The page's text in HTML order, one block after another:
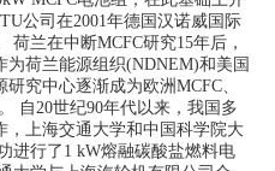
公司在2001年德国汉诺威国际
荷兰在中断MCFC研究15年后，
为荷兰能源组织(NDNEM)和美国
究中心逐渐成为欧洲MCFC、
自20世纪90年代以来，我国多
，上海交通大学和中国科学院大
进行了1 kW熔融碳酸盐燃料电